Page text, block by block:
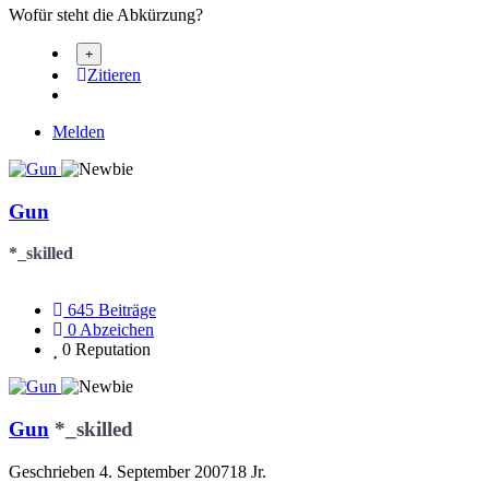
Wofür steht die Abkürzung?
Zitieren
Melden
Gun
*_skilled
645 Beiträge
0 Abzeichen
0 Reputation
Gun *_skilled
Geschrieben 4. September 200718 Jr.